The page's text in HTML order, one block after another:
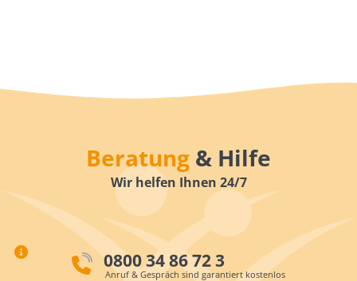
Beratung & Hilfe
Wir helfen Ihnen 24/7
0800 34 86 72 3
Anruf & Gespräch sind garantiert kostenlos